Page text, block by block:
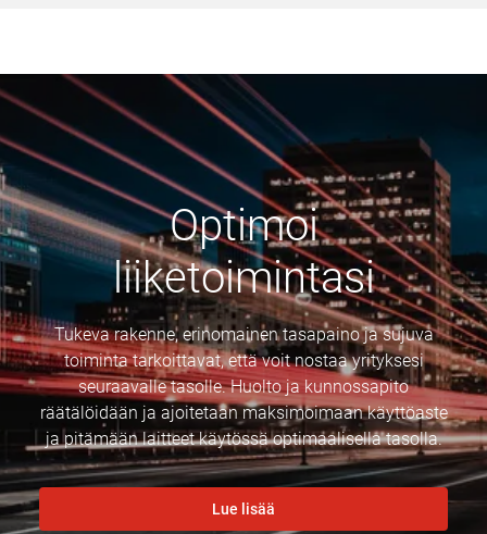
Optimoi
liiketoimintasi
Tukeva rakenne, erinomainen tasapaino ja sujuva
toiminta tarkoittavat, että voit nostaa yrityksesi
seuraavalle tasolle. Huolto ja kunnossapito
räätälöidään ja ajoitetaan maksimoimaan käyttöaste
ja pitämään laitteet käytössä optimaalisella tasolla.
Lue lisää